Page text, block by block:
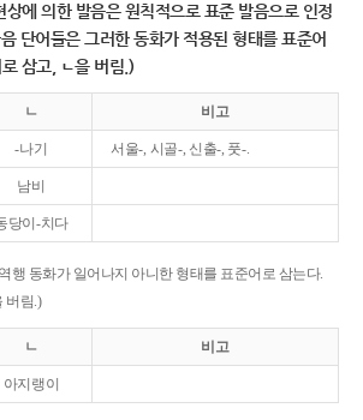
상에 의한 발음은 원칙적으로 표준 발음으로 인정
단어들은 그러한 동화가 적용된 형태를 표준어
삼고, ㄴ을 버림.)
ㄴ 비고
-나기 서울-, 시골-, 신출-, 풋-.
남비
당이-치다
행 동화가 일어나지 아니한 형태를 표준어로 삼는다.
버림.)
ㄴ 비고
아지랭이